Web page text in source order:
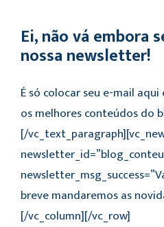
Ei, não vá embora
nossa newsletter!
É só colocar seu e-mail
os melhores conteúdos do
[/
breve mandaremos as
[/vc_column][/vc_row]